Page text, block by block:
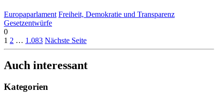
Europaparlament Freiheit, Demokratie und Transparenz
Gesetzentwürfe
0
1 2 … 1.083 Nächste Seite
Auch interessant
Kategorien